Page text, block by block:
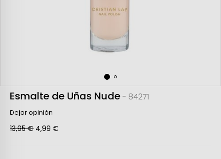
Esmalte de Uñas Nude- 84271
Dejar opinión
13,95 € 4,99 €